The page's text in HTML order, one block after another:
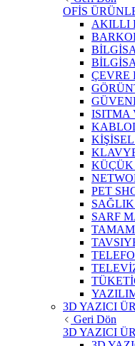
OFİS
AKILLI
ÇEVRE
ISITMA
PET
SARF
3D YAZICI
Geri Dön
3D YAZICI